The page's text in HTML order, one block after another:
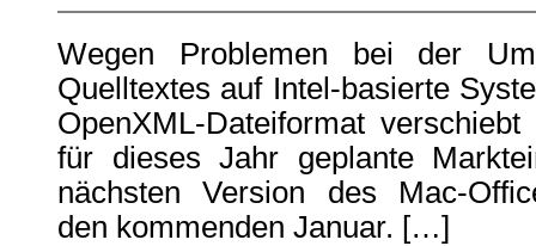
Wegen Problemen bei der
Quelltextes auf Intel-basierte
OpenXML-Dateiformat
für dieses Jahr geplante
nächsten Version des Mac-
den kommenden Januar. […]